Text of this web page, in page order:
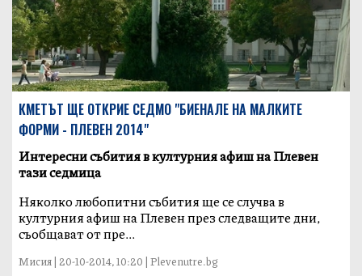
КМЕТЪТ ЩЕ ОТКРИЕ СЕДМО "БИЕНАЛЕ НА МАЛКИТЕ
ФОРМИ - ПЛЕВЕН 2014"
Интересни събития в културния афиш на Плевен
тази седмица
Няколко любопитни събития ще се случва в
културния афиш на Плевен през следващите дни,
съобщават от пре...
Мисия | 20-10-2014, 10:20 | Plevenutre.bg